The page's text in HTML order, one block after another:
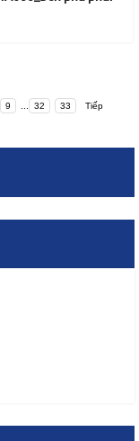
9 32 33
Tiếp